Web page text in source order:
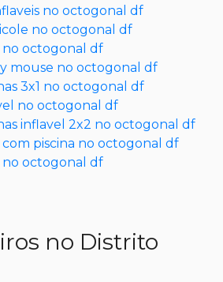
no octogonal df
no octogonal df
no octogonal df
mouse no octogonal df
3x1 no octogonal df
no octogonal df
inflavel 2x2 no octogonal df
piscina no octogonal df
no octogonal df
no Distrito